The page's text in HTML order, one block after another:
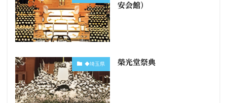
安会館）
◆埼玉県 榮光堂祭典